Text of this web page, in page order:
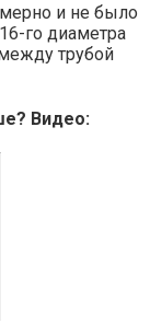
и не было
го диаметра
трубой
Видео: